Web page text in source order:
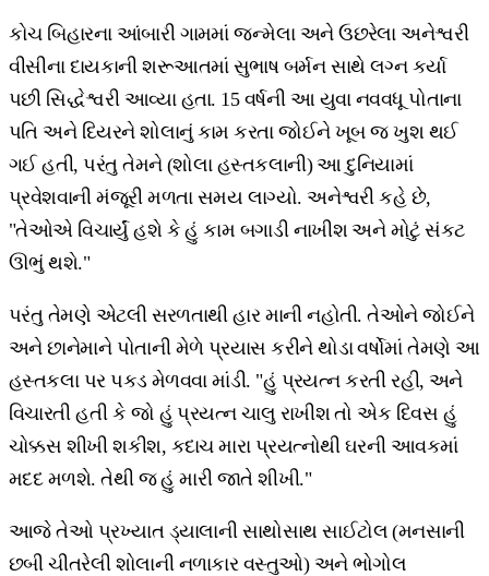
કોચ બિહારના આંબારી ગામમાં જન્મેલા અને ઉછરેલા અનેશ્વરી
વીસીના દાયકાની શરૂઆતમાં સુભાષ બર્મન સાથે લગ્ન કર્યા
પછી સિદ્ધેશ્વરી આવ્યા હતા. 15 વર્ષની આ યુવા નવવધૂ પોતાના
પતિ અને દિયરને શોલાનું કામ કરતા જોઈને ખૂબ જ ખુશ થઈ
ગઈ હતી, પરંતુ તેમને (શોલા હસ્તકલાની) આ દુનિયામાં
પ્રવેશવાની મંજૂરી મળતા સમય લાગ્યો. અનેશ્વરી કહે છે,
"તેઓએ વિચાર્યું હશે કે હું કામ બગાડી નાખીશ અને મોટું સંકટ
ઊભું થશે."
પરંતુ તેમણે એટલી સરળતાથી હાર માની નહોતી. તેઓને જોઈને
અને છાનેમાને પોતાની મેળે પ્રયાસ કરીને થોડા વર્ષોમાં તેમણે આ
હસ્તકલા પર પકડ મેળવવા માંડી. "હું પ્રયત્ન કરતી રહી, અને
વિચારતી હતી કે જો હું પ્રયત્ન ચાલુ રાખીશ તો એક દિવસ હું
ચોક્કસ શીખી શકીશ, કદાચ મારા પ્રયત્નોથી ઘરની આવકમાં
મદદ મળશે. તેથી જ હું મારી જાતે શીખી."
આજે તેઓ પ્રખ્યાત ડ્યાલાની સાથોસાથ સાઈટોલ (મનસાની
છબી ચીતરેલી શોલાની નળાકાર વસ્તુઓ) અને ભોગોલ